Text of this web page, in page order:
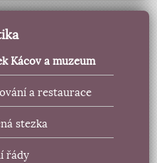
Kácov a muzeum
a restaurace
stezka
řády